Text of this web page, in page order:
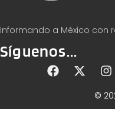
Informando a México con
Síguenos...
©